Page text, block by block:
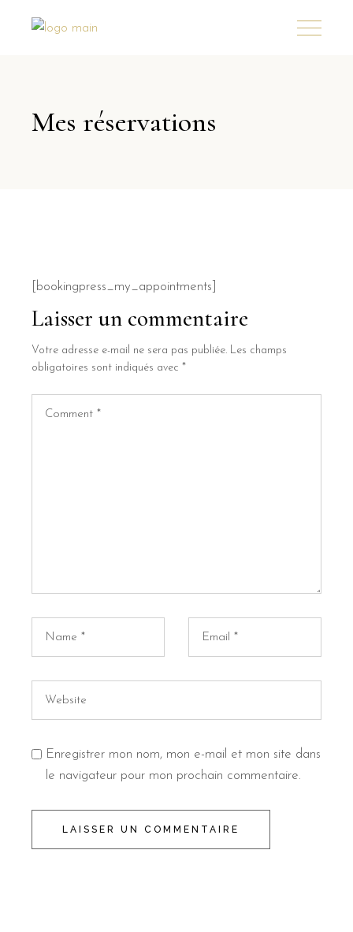
Mes réservations
[bookingpress_my_appointments]
Laisser un commentaire
Votre adresse e-mail ne sera pas publiée. Les champs
obligatoires sont indiqués avec *
Enregistrer mon nom, mon e-mail et mon site dans
le navigateur pour mon prochain commentaire.
LAISSER UN COMMENTAIRE